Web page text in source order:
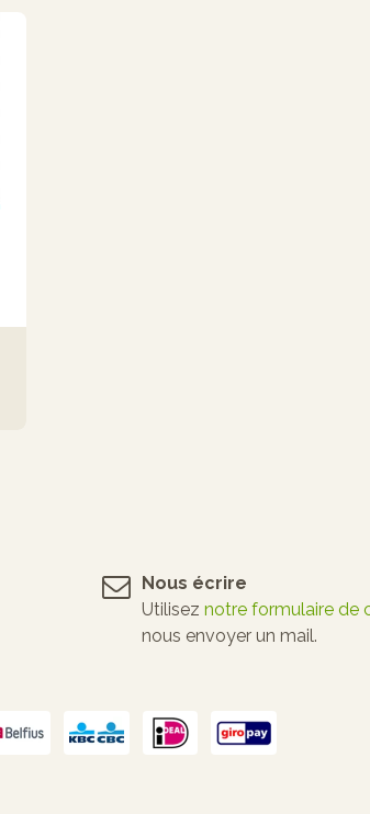
Nous écrire
Utilisez notre formulaire de
nous envoyer un mail.